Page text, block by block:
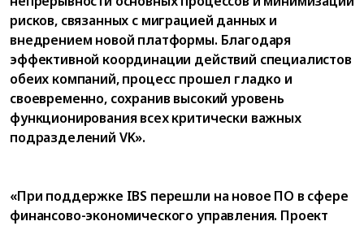
рисков, связанных с миграцией данных и
внедрением новой платформы. Благодаря
эффективной координации действий специалистов
обеих компаний, процесс прошел гладко и
своевременно, сохранив высокий уровень
функционирования всех критически важных
подразделений VK».
«При поддержке IBS перешли на новое ПО в сфере
финансово-экономического управления. Проект